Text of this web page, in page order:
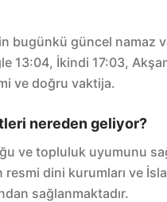
bugünkü güncel namaz
13:04, İkindi 17:03,
ve doğru vaktija.
nereden geliyor?
ve topluluk uyumunu
dini kurumları ve
sağlanmaktadır.